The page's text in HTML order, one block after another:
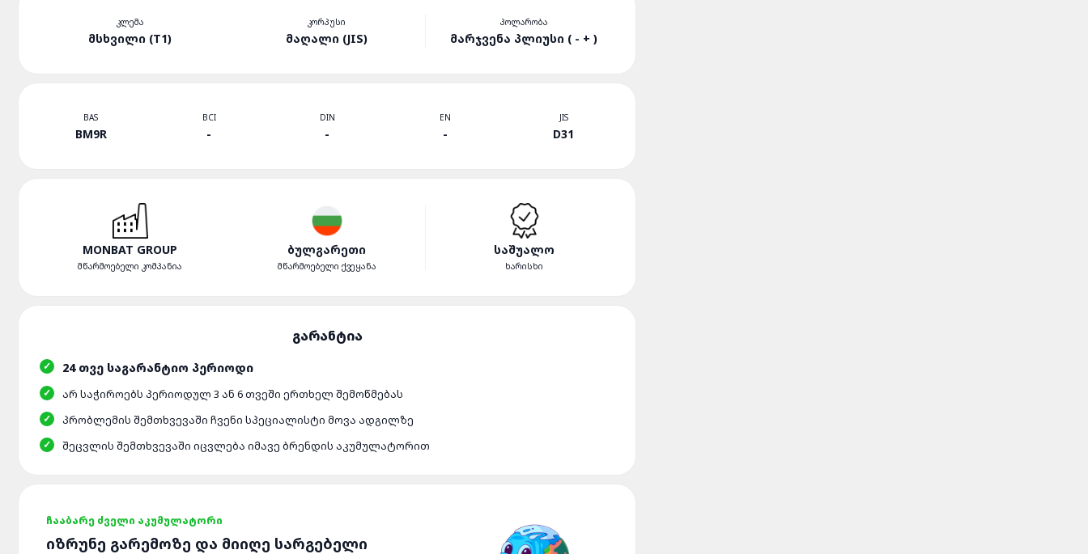
ᲙᲚᲔᲛᲐ
ᲛᲡᲮᲕᲘᲚᲘ (T1)
ᲙᲝᲠᲞᲣᲡᲘ
ᲛᲐᲦᲐᲚᲘ (JIS)
ᲞᲝᲚᲐᲠᲝᲑᲐ
ᲛᲐᲠᲯᲕᲔᲜᲐ ᲞᲚᲘᲣᲡᲘ ( - + )
BAS
BM9R
BCI
-
DIN
-
EN
-
JIS
D31
MONBAT GROUP
ᲛᲬᲐᲠᲛᲝᲔᲑᲔᲚᲘ ᲙᲝᲛᲞᲐᲜᲘᲐ
ᲑᲣᲚᲒᲐᲠᲔᲗᲘ
ᲛᲬᲐᲠᲛᲝᲔᲑᲔᲚᲘ ᲥᲕᲔᲧᲐᲜᲐ
ᲡᲐᲨᲣᲐᲚᲝ
ᲮᲐᲠᲘᲡᲮᲘ
24 ᲗᲕᲔ ᲡᲐᲒᲐᲠᲐᲜᲢᲘᲝ ᲞᲔᲠᲘᲝᲓᲘ
ᲐᲠ ᲡᲐᲭᲘᲠᲝᲔᲑᲡ ᲞᲔᲠᲘᲝᲓᲣᲚ 3 ᲐᲜ 6 ᲗᲕᲔᲨᲘ ᲔᲠᲗᲮᲔᲚ ᲨᲔᲛᲝᲬᲛᲔᲑᲐᲡ
ᲞᲠᲝᲑᲚᲔᲛᲘᲡ ᲨᲔᲛᲗᲮᲕᲔᲕᲐᲨᲘ ᲩᲕᲔᲜᲘ ᲡᲞᲔᲪᲘᲐᲚᲘᲡᲢᲘ ᲛᲝᲕᲐ ᲐᲓᲒᲘᲚᲖᲔ
ᲨᲔᲪᲕᲚᲘᲡ ᲨᲔᲛᲗᲮᲕᲔᲕᲐᲨᲘ ᲘᲪᲕᲚᲔᲑᲐ ᲘᲛᲐᲕᲔ ᲑᲠᲔᲜᲓᲘᲡ ᲐᲙᲣᲛᲣᲚᲐᲢᲝᲠᲘᲗ
ᲩᲐᲐᲑᲐᲠᲔ ᲫᲕᲔᲚᲘ ᲐᲙᲣᲛᲣᲚᲐᲢᲝᲠᲘ
ᲘᲖᲠᲣᲜᲔ ᲒᲐᲠᲔᲛᲝᲖᲔ ᲓᲐ ᲛᲘᲘᲦᲔ ᲡᲐᲠᲒᲔᲑᲔᲚᲘ